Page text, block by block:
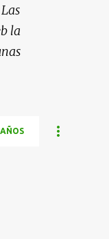
la